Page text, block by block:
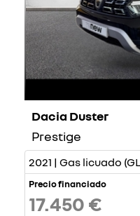
Dacia Duster
Prestige
2021 | Gas licuado
Precio financiado
17.450 €